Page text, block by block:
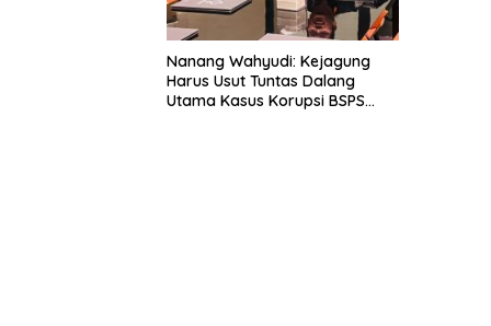
Nanang Wahyudi: Kejagung
Harus Usut Tuntas Dalang
Utama Kasus Korupsi BSPS